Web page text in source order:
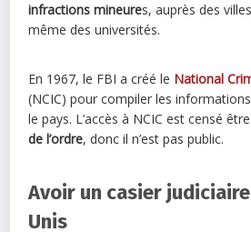
infractions mineures, auprès des
même des universités.
En 1967, le FBI a créé le National
(NCIC) pour compiler les
le pays. L’accès à NCIC est censé
de l’ordre, donc il n’est pas public.
Avoir un casier
Unis